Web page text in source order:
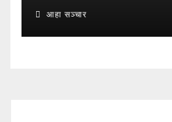
आहा सञ्चार